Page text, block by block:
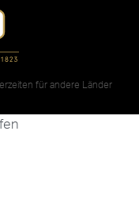
für andere Länder